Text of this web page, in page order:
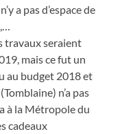
a pas d’espace de
travaux seraient
mais ce fut un
au budget 2018 et
n’a pas
à la Métropole du
cadeaux